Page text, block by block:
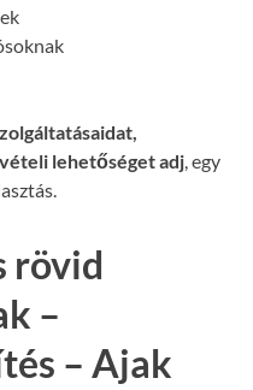
lehetőséget adj , egy
rövid
–
– Ajak